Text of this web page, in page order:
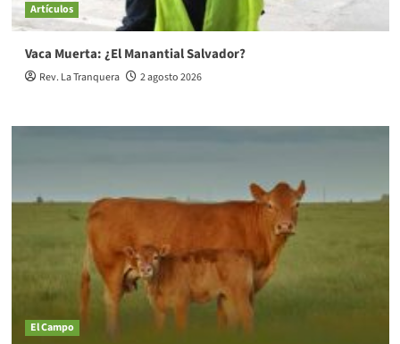
Artículos
Vaca Muerta: ¿El Manantial Salvador?
Rev. La Tranquera 2 agosto 2026
El Campo